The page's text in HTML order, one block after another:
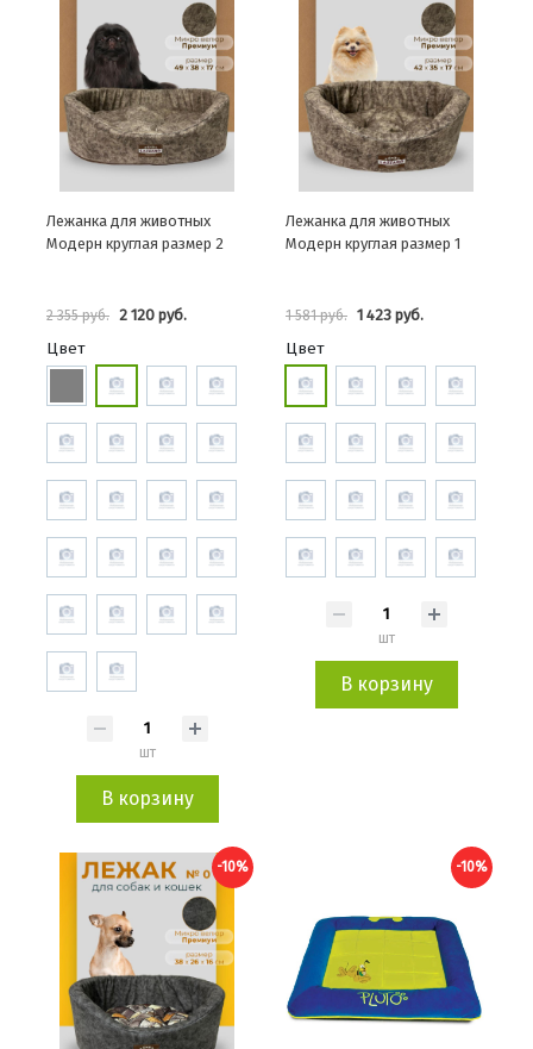
Лежанка для животных
Модерн круглая размер 2
2 355 руб. 2 120 руб.
Цвет
шт
В корзину
Лежанка для животных
Модерн круглая размер 1
1 581 руб. 1 423 руб.
Цвет
шт
В корзину
-10% -10%